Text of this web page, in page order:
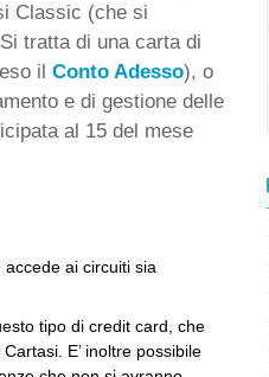
Classic (che si
tratta di una carta di
il Conto Adesso), o
e di gestione delle
al 15 del mese
ai circuiti sia
tipo di credit card, che
E’ inoltre possibile